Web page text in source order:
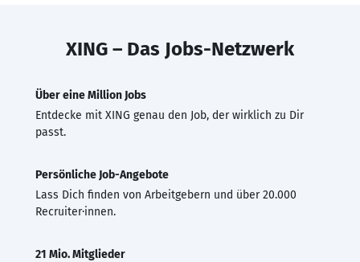
XING – Das Jobs-Netzwerk
Über eine Million Jobs
Entdecke mit XING genau den Job, der wirklich zu Dir
passt.
Persönliche Job-Angebote
Lass Dich finden von Arbeitgebern und über 20.000
Recruiter·innen.
21 Mio. Mitglieder